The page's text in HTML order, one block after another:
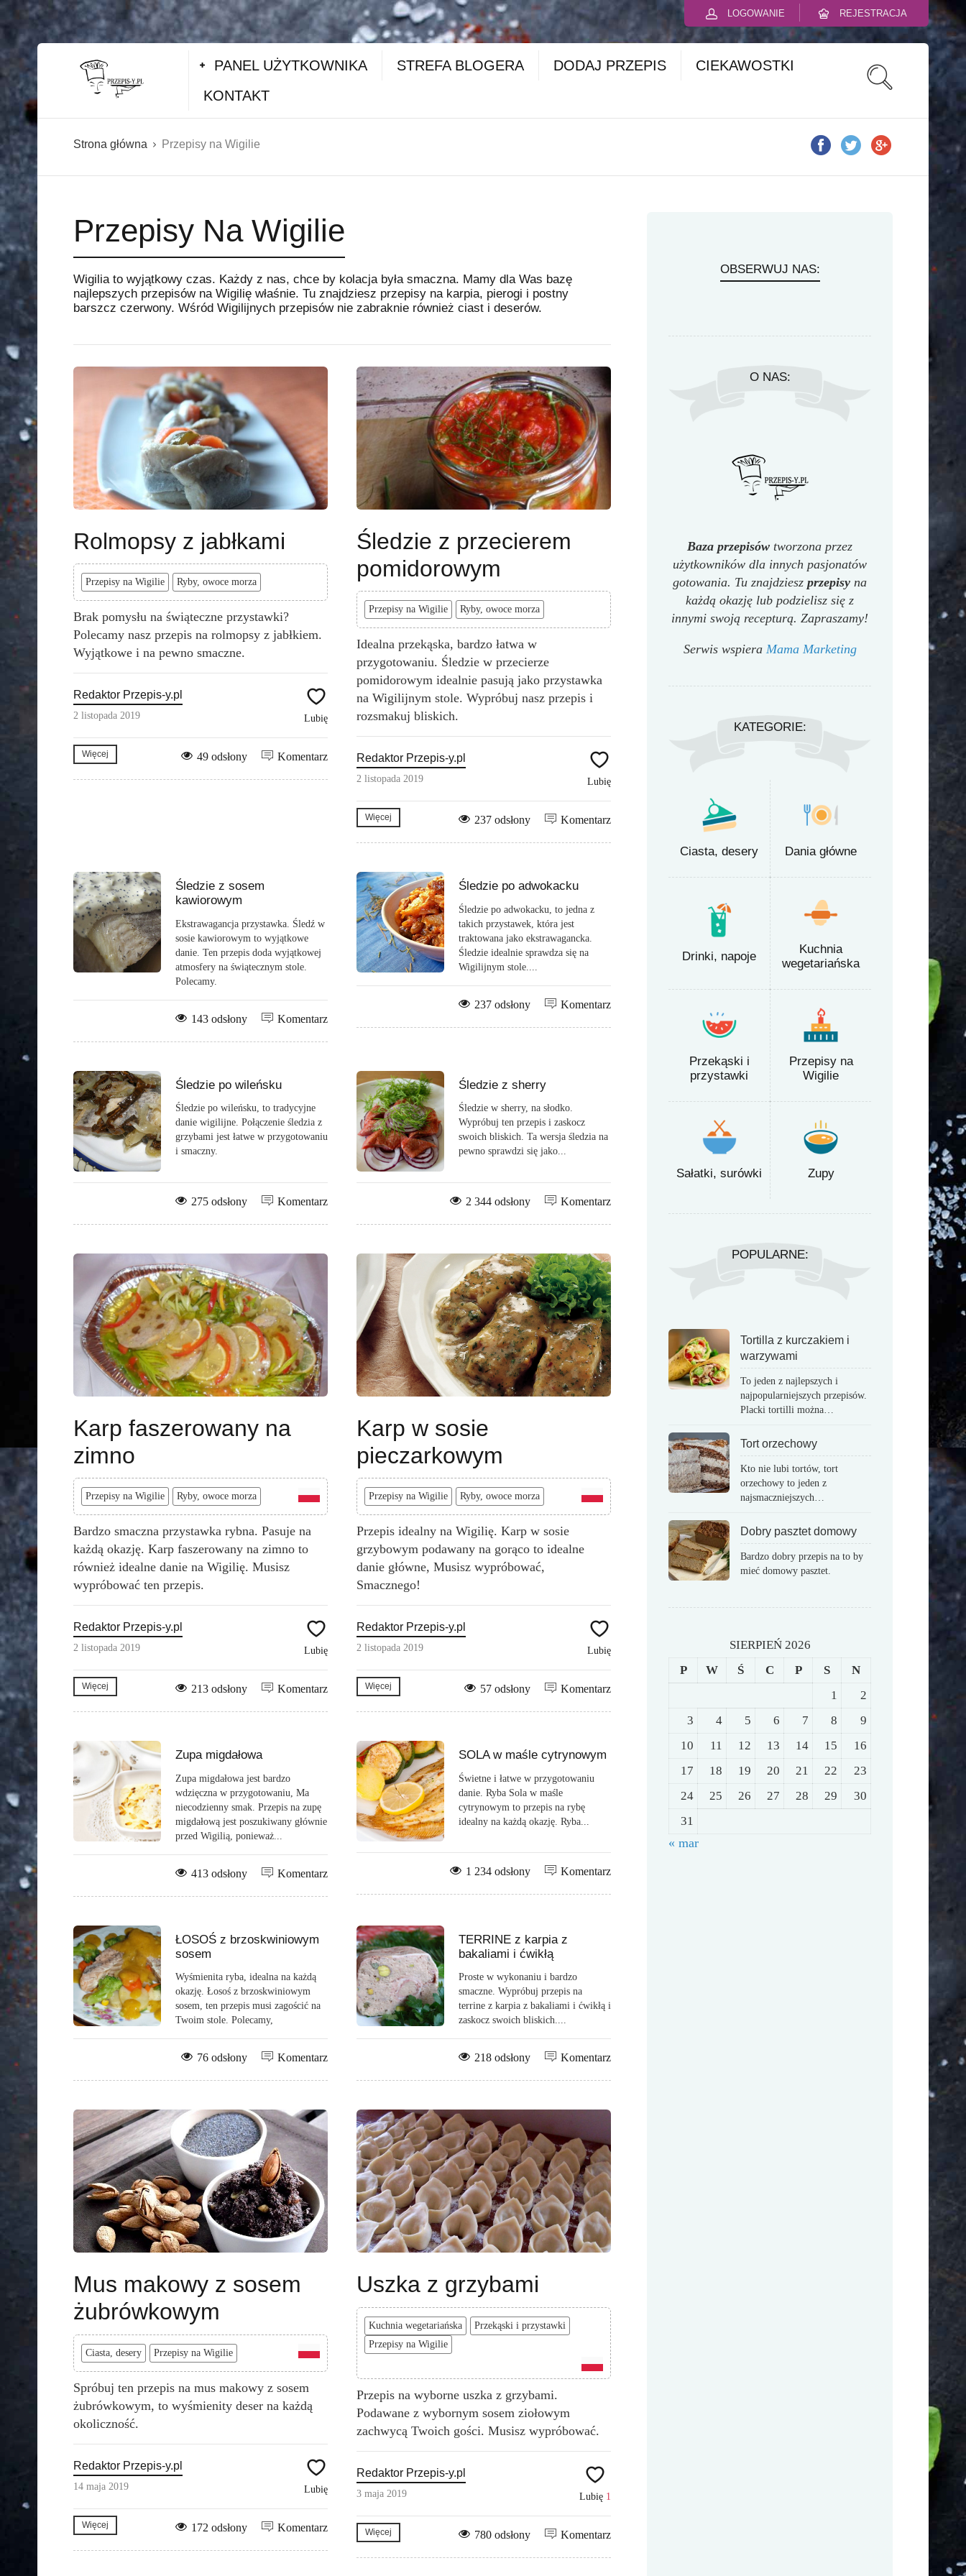
LOGOWANIE REJESTRACJA
PANEL UŻYTKOWNIKA STREFA BLOGERA DODAJ PRZEPIS
CIEKAWOSTKI
KONTAKT
Strona główna Przepisy na Wigilie
Przepisy Na Wigilie
Wigilia to wyjątkowy czas. Każdy z nas, chce by kolacja była smaczna. Mamy dla Was bazę
najlepszych przepisów na Wigilię właśnie. Tu znajdziesz przepisy na karpia, pierogi i postny
barszcz czerwony. Wśród Wigilijnych przepisów nie zabraknie również ciast i deserów.
Rolmopsy z jabłkami
Przepisy na Wigilie Ryby, owoce morza
Brak pomysłu na świąteczne przystawki?
Polecamy nasz przepis na rolmopsy z jabłkiem.
Wyjątkowe i na pewno smaczne.
Redaktor Przepis-y.pl
2 listopada 2019 Lubię
Więcej Komentarz
49 odsłony
Śledzie z przecierem
pomidorowym
Przepisy na Wigilie Ryby, owoce morza
Idealna przekąska, bardzo łatwa w
przygotowaniu. Śledzie w przecierze
pomidorowym idealnie pasują jako przystawka
na Wigilijnym stole. Wypróbuj nasz przepis i
rozsmakuj bliskich.
Redaktor Przepis-y.pl
2 listopada 2019 Lubię
Więcej Komentarz
237 odsłony
Śledzie z sosem
kawiorowym
Ekstrawagancja przystawka. Śledź w
sosie kawiorowym to wyjątkowe
danie. Ten przepis doda wyjątkowej
atmosfery na świątecznym stole.
Polecamy.
Komentarz
143 odsłony
Śledzie po adwokacku
Śledzie po adwokacku, to jedna z
takich przystawek, która jest
traktowana jako ekstrawagancka.
Śledzie idealnie sprawdza się na
Wigilijnym stole....
Komentarz
237 odsłony
Śledzie po wileńsku
Śledzie po wileńsku, to tradycyjne
danie wigilijne. Połączenie śledzia z
grzybami jest łatwe w przygotowaniu
i smaczny.
Komentarz
275 odsłony
Śledzie z sherry
Śledzie w sherry, na słodko.
Wypróbuj ten przepis i zaskocz
swoich bliskich. Ta wersja śledzia na
pewno sprawdzi się jako...
Komentarz
2 344 odsłony
Karp faszerowany na
zimno
Przepisy na Wigilie Ryby, owoce morza
Bardzo smaczna przystawka rybna. Pasuje na
każdą okazję. Karp faszerowany na zimno to
również idealne danie na Wigilię. Musisz
wypróbować ten przepis.
Redaktor Przepis-y.pl
2 listopada 2019 Lubię
Więcej Komentarz
213 odsłony
Karp w sosie
pieczarkowym
Przepisy na Wigilie Ryby, owoce morza
Przepis idealny na Wigilię. Karp w sosie
grzybowym podawany na gorąco to idealne
danie główne, Musisz wypróbować,
Smacznego!
Redaktor Przepis-y.pl
2 listopada 2019 Lubię
Więcej Komentarz
57 odsłony
Zupa migdałowa
Zupa migdałowa jest bardzo
wdzięczna w przygotowaniu, Ma
niecodzienny smak. Przepis na zupę
migdałową jest poszukiwany głównie
przed Wigilią, ponieważ...
Komentarz
413 odsłony
SOLA w maśle cytrynowym
Świetne i łatwe w przygotowaniu
danie. Ryba Sola w maśle
cytrynowym to przepis na rybę
idealny na każdą okazję. Ryba...
Komentarz
1 234 odsłony
ŁOSOŚ z brzoskwiniowym
sosem
Wyśmienita ryba, idealna na każdą
okazję. Łosoś z brzoskwiniowym
sosem, ten przepis musi zagościć na
Twoim stole. Polecamy,
Komentarz
76 odsłony
TERRINE z karpia z
bakaliami i ćwikłą
Proste w wykonaniu i bardzo
smaczne. Wypróbuj przepis na
terrine z karpia z bakaliami i ćwikłą i
zaskocz swoich bliskich....
Komentarz
218 odsłony
Mus makowy z sosem
żubrówkowym
Ciasta, desery Przepisy na Wigilie
Spróbuj ten przepis na mus makowy z sosem
żubrówkowym, to wyśmienity deser na każdą
okoliczność.
Redaktor Przepis-y.pl
14 maja 2019 Lubię
Więcej Komentarz
172 odsłony
Uszka z grzybami
Kuchnia wegetariańska
Przekąski i przystawki
Przepisy na Wigilie
Przepis na wyborne uszka z grzybami.
Podawane z wybornym sosem ziołowym
zachwycą Twoich gości. Musisz wypróbować.
Redaktor Przepis-y.pl
3 maja 2019 Lubię 1
Więcej Komentarz
780 odsłony
OBSERWUJ NAS:
O NAS:
Baza przepisów tworzona przez
użytkowników dla innych pasjonatów
gotowania. Tu znajdziesz przepisy na
każdą okazję lub podzielisz się z
innymi swoją recepturą. Zapraszamy!
Serwis wspiera Mama Marketing
KATEGORIE:
Ciasta, desery Dania główne
Drinki, napoje
Kuchnia
wegetariańska
Przekąski i
przystawki
Przepisy na
Wigilie
Sałatki, surówki Zupy
POPULARNE:
Tortilla z kurczakiem i
warzywami
To jeden z najlepszych i
najpopularniejszych przepisów.
Placki tortilli można…
Tort orzechowy
Kto nie lubi tortów, tort
orzechowy to jeden z
najsmaczniejszych…
Dobry pasztet domowy
Bardzo dobry przepis na to by
mieć domowy pasztet.
SIERPIEŃ 2026
P
W Ś C P S
N
1
2
3
4 5 6 7 8
9
10
11 12 13 14 15
16
17
18 19 20 21 22
23
24
25 26 27 28 29
30
31
« mar